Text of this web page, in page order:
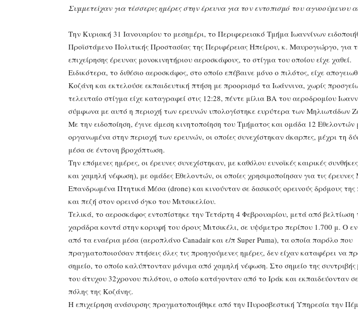
Συμμετείχαν για τέσσερις ημέρες στην έρευνα για τον εντοπισμό του αγνοούμενου
Την Κυριακή 31 Ιανουαρίου το μεσημέρι, το Περιφερειακό Τμήμα Ιωαννίνων
Προϊστάμενο Πολιτικής Προστασίας της Περιφέρειας Ηπείρου, κ. Μαυρογιώργο, για
επιχείρησης έρευνας μονοκινητήριου αεροσκάφους, το στίγμα του οποίου είχε χαθεί.
Ειδικότερα, το διθέσιο αεροσκάφος, στο οποίο επέβαινε μόνο ο πιλότος, είχε
Κοζάνη και εκτελούσε εκπαιδευτική πτήση με προορισμό τα Ιωάννινα, χωρίς
τελευταίο στίγμα είχε καταγραφεί στις 12:28, πέντε μίλια ΒΑ του αεροδρομίου
σύμφωνα με αυτό η περιοχή των ερευνών υπολογίστηκε ευρύτερα των Μηλιωτάδων
Με την ειδοποίηση, έγινε άμεση κινητοποίηση του Τμήματος και ομάδα 12 Εθελοντών
οργανωμένα στην περιοχή των ερευνών, οι οποίες συνεχίστηκαν άκαρπες, μέχρι τη
μέσα σε έντονη βροχόπτωση.
Την επόμενες ημέρες, οι έρευνες συνεχίστηκαν, με καθόλου ευνοϊκές καιρικές
και χαμηλή νέφωση), με ομάδες Εθελοντών, οι οποίες χρησιμοποίησαν για τις έρευνες
Επανδρωμένα Πτητικά Μέσα (drone) και κινούνταν σε δασικούς ορεινούς δρόμους
και πεζή στον ορεινό όγκο του Μιτσικελίου.
Τελικά, το αεροσκάφος εντοπίστηκε την Τετάρτη 4 Φεβρουαρίου, μετά από βελτίωση
χαράδρα κοντά στην κορυφή του όρους Μιτσικέλι, σε υψόμετρο περίπου 1.700 μ. Ο
από τα εναέρια μέσα (αεροπλάνο Canadair και ε/π Super Puma), τα οποία παρόλο που
πραγματοποιούσαν πτήσεις όλες τις προηγούμενες ημέρες, δεν είχαν καταφέρει να
σημείο, το οποίο καλύπτονταν μόνιμα από χαμηλή νέφωση. Στο σημείο της συντριβής
του άτυχου 32χρονου πιλότου, ο οποίο κατάγονταν από το Ιράκ και εκπαιδεύονταν
πόλης της Κοζάνης.
Η επιχείρηση ανάσυρσης πραγματοποιήθηκε από την Πυροσβεστική Υπηρεσία την